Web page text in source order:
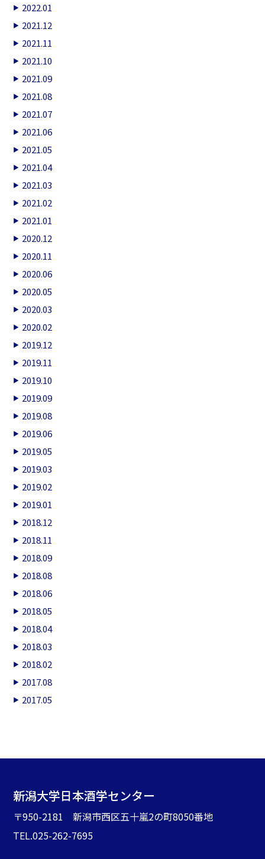
2022.01
2021.12
2021.11
2021.10
2021.09
2021.08
2021.07
2021.06
2021.05
2021.04
2021.03
2021.02
2021.01
2020.12
2020.11
2020.06
2020.05
2020.03
2020.02
2019.12
2019.11
2019.10
2019.09
2019.08
2019.06
2019.05
2019.03
2019.02
2019.01
2018.12
2018.11
2018.09
2018.08
2018.06
2018.05
2018.04
2018.03
2018.02
2017.08
2017.05
新潟大学日本酒学センター
〒950-2181 新潟市西区五十嵐2の町8050番地
TEL.025-262-7695